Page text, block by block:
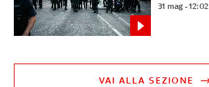
31 mag - 12:02
VAI ALLA SEZIONE